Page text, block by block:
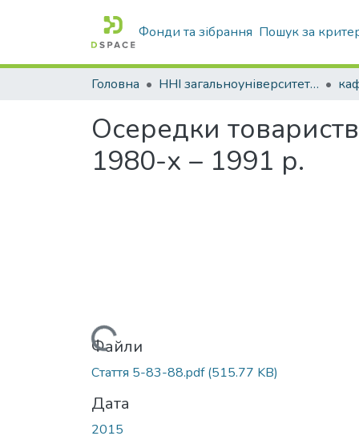
Фонди та зібрання Пошук за
Головна ННІ загальноуніверситетської підготовки
Осередки
1980-х – 1991 р.
Вантажиться...Файли
Стаття 5-83-88.pdf(515.77 KB)
Дата
2015